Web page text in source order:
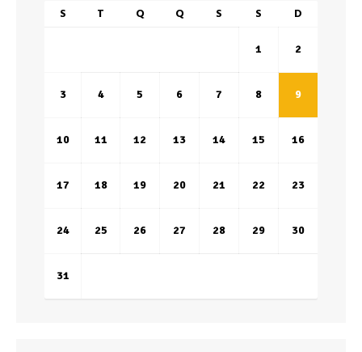
S T Q Q S S D
1 2
3 4 5 6 7 8 9
10 11 12 13 14 15 16
17 18 19 20 21 22 23
24 25 26 27 28 29 30
31